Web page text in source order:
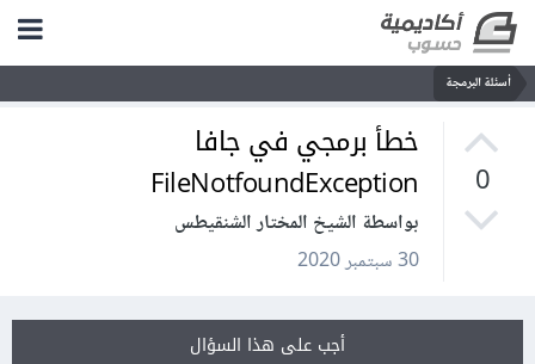
أسئلة البرمجة
0
خطأ برمجي في جافا
FileNotfoundException
بواسطة الشيخ المختار الشنقيطس
30 سبتمبر 2020
أجب على هذا السؤال